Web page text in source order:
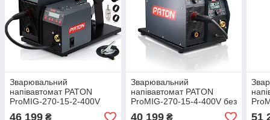
Зварювальний
напівавтомат PATON
ProMIG-270-15-2-400V
46 199 ₴
Зварювальний
напівавтомат PATON
ProMIG-270-15-4-400V без
пальника
40 199₴ 51